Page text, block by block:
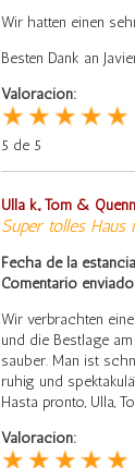
Wir hatten einen
Besten Dank an
Valoración:
5 de 5
Ulla k., Tom &
Super tolles Haus
Fecha de la
Comentario
Wir verbrachten
und die Bestlage
sauber. Man ist
ruhig und
Hasta pronto, Ulla,
Valoración: